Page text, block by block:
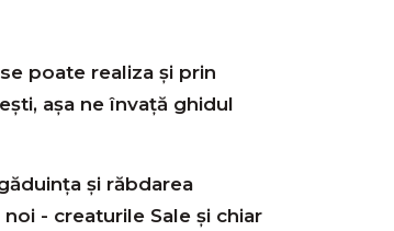
poate realiza și prin
așa ne învață ghidul
și răbdarea
- creaturile Sale şi chiar